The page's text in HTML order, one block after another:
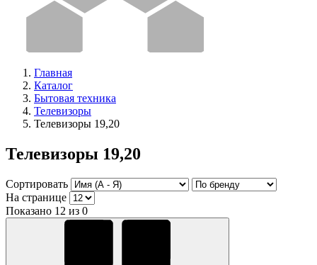
Главная
Каталог
Бытовая техника
Телевизоры
Телевизоры 19,20
Телевизоры 19,20
Сортировать
На странице
Показано 12 из 0